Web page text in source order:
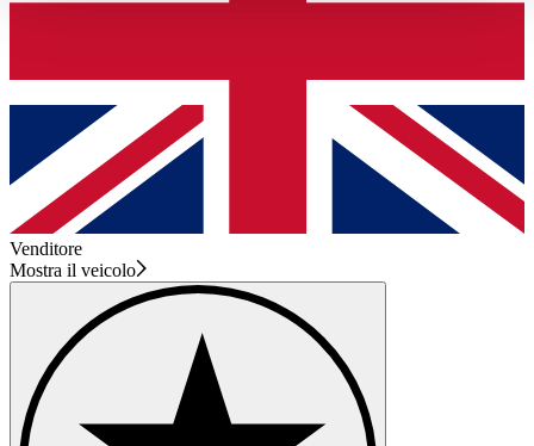
Venditore
Mostra il veicolo